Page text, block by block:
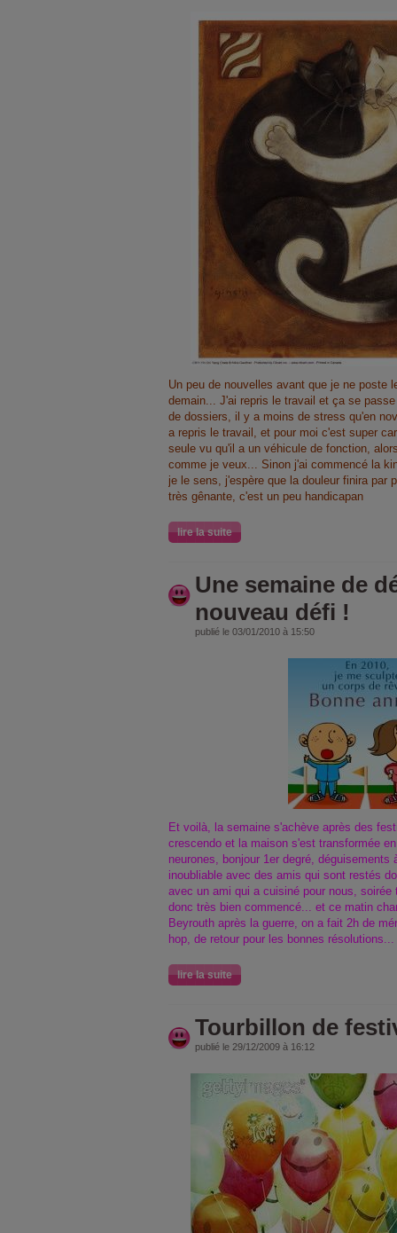
Un peu de nouvelles avant que je ne poste
demain... J'ai repris le travail et ça se
de dossiers, il y a moins de stress qu'en
a repris le travail, et pour moi c'est super
seule vu qu'il a un véhicule de fonction,
comme je veux... Sinon j'ai commencé la
je le sens, j'espère que la douleur finira par
très gênante, c'est un peu handicapan
lire la suite
Une semaine de
nouveau défi !
publié le 03/01/2010 à 15:50
Et voilà, la semaine s'achève après des
crescendo et la maison s'est transformée
neurones, bonjour 1er degré,
inoubliable avec des amis qui sont restés
avec un ami qui a cuisiné pour nous,
donc très bien commencé... et ce matin
Beyrouth après la guerre, on a fait 2h de
hop, de retour pour les bonnes
lire la suite
Tourbillon de
publié le 29/12/2009 à 16:12